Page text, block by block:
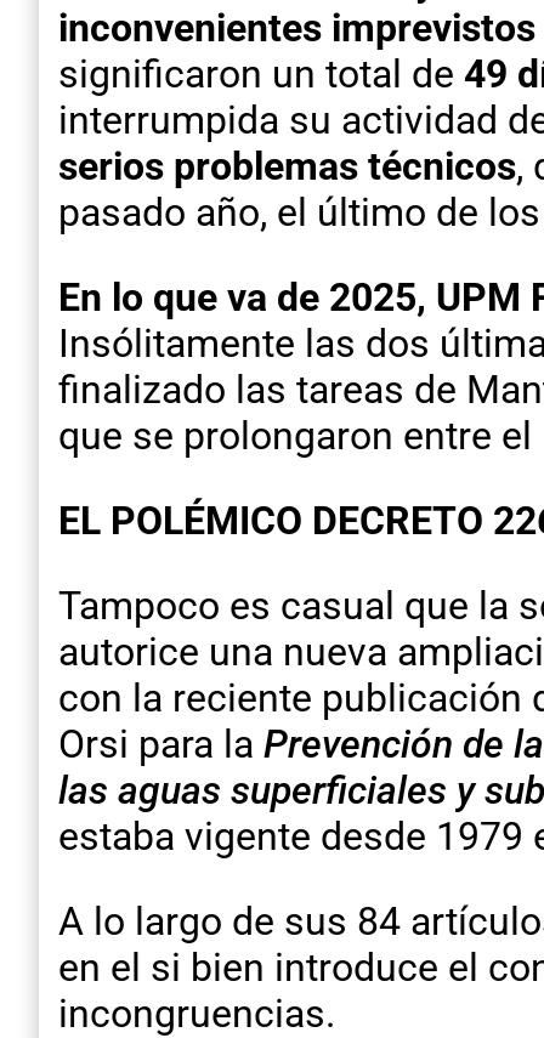
inconvenientes imprevistos
significaron un total de 49
interrumpida su actividad
serios problemas técnicos,
pasado año, el último de
En lo que va de 2025,
Insólitamente las dos
finalizado las tareas de
que se prolongaron entre
EL POLÉMICO DECRETO
Tampoco es casual que la
autorice una nueva
con la reciente publicación
Orsi para la Prevención de
las aguas superficiales y
estaba vigente desde 1979
A lo largo de sus 84
en el si bien introduce el
incongruencias.